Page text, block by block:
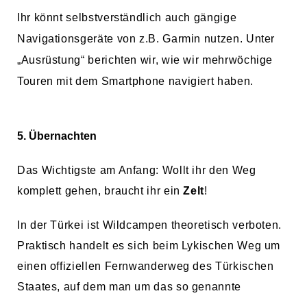
Ihr könnt selbstverständlich auch gängige
Navigationsgeräte von z.B. Garmin nutzen. Unter
„Ausrüstung“ berichten wir, wie wir mehrwöchige
Touren mit dem Smartphone navigiert haben.
5. Übernachten
Das Wichtigste am Anfang: Wollt ihr den Weg
komplett gehen, braucht ihr einZelt!
In der Türkei ist Wildcampen theoretisch verboten.
Praktisch handelt es sich beim Lykischen Weg um
einen offiziellen Fernwanderweg des Türkischen
Staates, auf dem man um das so genannte